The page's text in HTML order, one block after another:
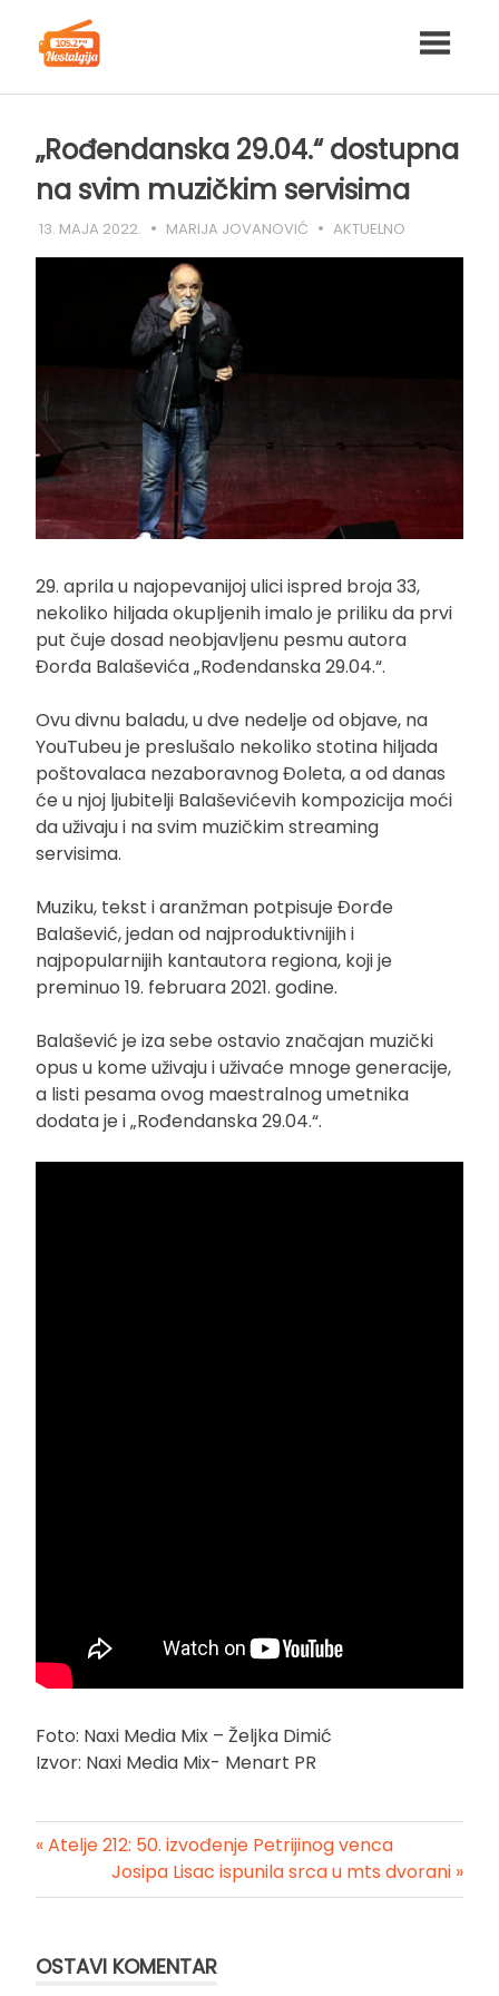
content
„Rođendanska 29.04.“ dostupna
na svim muzičkim servisima
13. MAJA 2022. MARIJA JOVANOVIĆ AKTUELNO
29. aprila u najopevanijoj ulici ispred broja 33,
nekoliko hiljada okupljenih imalo je priliku da prvi
put čuje dosad neobjavljenu pesmu autora
Đorđa Balaševića „Rođendanska 29.04.“.
Ovu divnu baladu, u dve nedelje od objave, na
YouTubeu je preslušalo nekoliko stotina hiljada
poštovalaca nezaboravnog Đoleta, a od danas
će u njoj ljubitelji Balaševićevih kompozicija moći
da uživaju i na svim muzičkim streaming
servisima.
Muziku, tekst i aranžman potpisuje Đorđe
Balašević, jedan od najproduktivnijih i
najpopularnijih kantautora regiona, koji je
preminuo 19. februara 2021. godine.
Balašević je iza sebe ostavio značajan muzički
opus u kome uživaju i uživaće mnoge generacije,
a listi pesama ovog maestralnog umetnika
dodata je i „Rođendanska 29.04.“.
Foto: Naxi Media Mix – Željka Dimić
Izvor: Naxi Media Mix- Menart PR
Kretanje
« Atelje 212: 50. izvođenje Petrijinog venca
Josipa Lisac ispunila srca u mts dvorani »
OSTAVI KOMENTAR